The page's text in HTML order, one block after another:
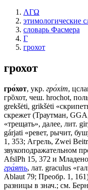
ΛΓΩ
этимологические
словарь Фасмера
Г
грохот
грохот
гро́хот, укр. гро́хiт,
грȍхот, чеш. hrochot,
grekšėti, grikšėti
скрежет (Траутман,
«трещать», далее, лит.
gárjati «ревет, рычит,
1, 353; Агрель, Zwei
звукоподражательном
AfslPh 15, 372 и
гра́ять, лат. graculus
Ablaut 79; Преобр. 1,
разницы в знач.; см.